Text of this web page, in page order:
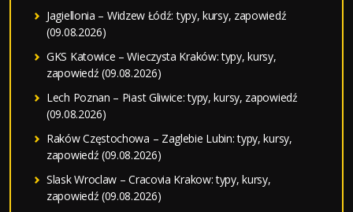
Jagiellonia – Widzew Łódź: typy, kursy, zapowiedź
(09.08.2026)
GKS Katowice – Wieczysta Kraków: typy, kursy,
zapowiedź (09.08.2026)
Lech Poznan – Piast Gliwice: typy, kursy, zapowiedź
(09.08.2026)
Raków Częstochowa – Zaglebie Lubin: typy, kursy,
zapowiedź (09.08.2026)
Slask Wroclaw – Cracovia Krakow: typy, kursy,
zapowiedź (09.08.2026)